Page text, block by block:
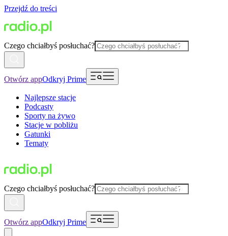
Przejdź do treści
Czego chciałbyś posłuchać?
Otwórz appOdkryj Prime
Najlepsze stacje
Podcasty
Sporty na żywo
Stacje w pobliżu
Gatunki
Tematy
Czego chciałbyś posłuchać?
Otwórz appOdkryj Prime